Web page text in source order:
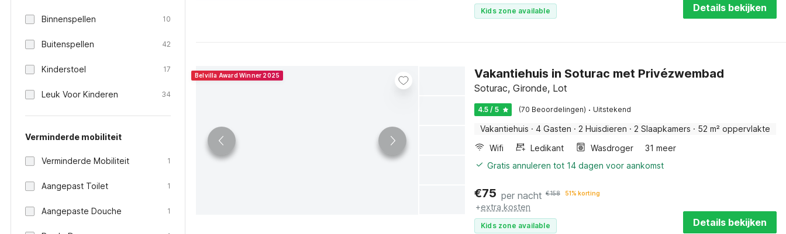
Binnenspellen 10
Buitenspellen 42
Kinderstoel 17
Leuk Voor Kinderen 34
Verminderde mobiliteit
Verminderde Mobiliteit 1
Aangepast Toilet 1
Aangepaste Douche 1
Kids zone available Details bekijken
Belvilla Award Winner 2025 Vakantiehuis in Soturac met Privézwembad
Soturac, Gironde, Lot
4.5 / 5 (70 Beoordelingen) · Uitstekend
Vakantiehuis · 4 Gasten · 2 Huisdieren · 2 Slaapkamers · 52 m² oppervlakte
Wifi
Ledikant Wasdroger
31 meer
Gratis annuleren tot 14 dagen voor aankomst
€75 per nacht €158 51% korting
+extra kosten
Kids zone available Details bekijken